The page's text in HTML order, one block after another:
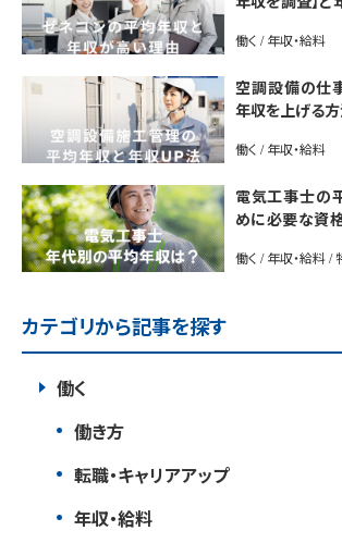
働く / 年収・給料
空調設備の仕
年収を上げる
働く / 年収・給料
電気工事士の
めに必要な資
働く / 年収・給料 /
カテゴリから記事を探す
働く
働き方
転職・キャリアアップ
年収・給料